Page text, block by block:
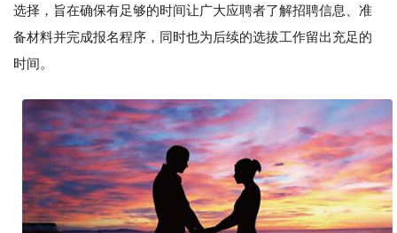
选择，旨在确保有足够的时间让广大应聘者了解招聘信息、准
备材料并完成报名程序，同时也为后续的选拔工作留出充足的
时间。